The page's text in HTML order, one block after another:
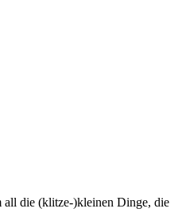
all die (klitze-)kleinen Dinge, die